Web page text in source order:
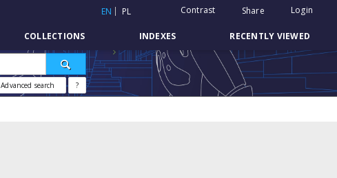
EN PL Contrast Share Login
COLLECTIONS INDEXES RECENTLY VIEWED
Advanced search ?